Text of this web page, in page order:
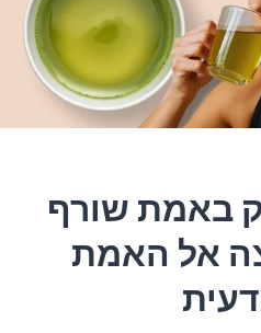
באמת שורף
אל האמת